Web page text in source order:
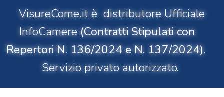
VisureCome.it è distributore Ufficiale
InfoCamere(Contratti Stipulati con
Repertori N. 136/2024 e N. 137/2024).
Servizio privato autorizzato.